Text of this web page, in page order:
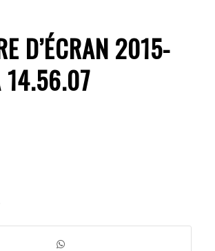
D’ÉCRAN 2015-
14.56.07